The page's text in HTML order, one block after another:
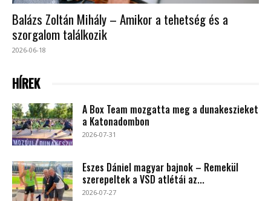
Balázs Zoltán Mihály – Amikor a tehetség és a
szorgalom találkozik
2026-06-18
HÍREK
A Box Team mozgatta meg a dunakeszieket
a Katonadombon
2026-07-31
Eszes Dániel magyar bajnok – Remekül
szerepeltek a VSD atlétái az...
2026-07-27